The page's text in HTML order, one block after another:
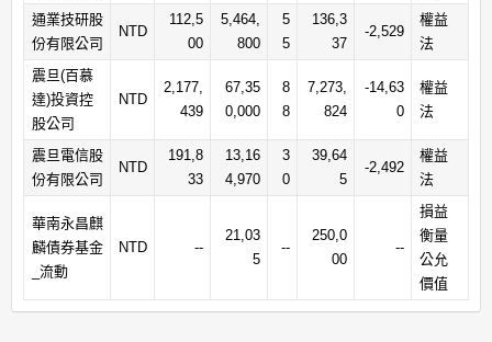
通業技研股
份有限公司
NTD
112,5
00
5,464,
800
5
5
136,3
37
-2,529
權益
法
震旦(百慕
達)投資控
股公司
NTD
2,177,
439
67,35
0,000
8
8
7,273,
824
-14,63
0
權益
法
震旦電信股
份有限公司
NTD
191,8
33
13,16
4,970
3
0
39,64
5
-2,492
權益
法
華南永昌麒
麟債券基金
_流動
NTD --
21,03
5
--
250,0
00
--
損益
衡量
公允
價值